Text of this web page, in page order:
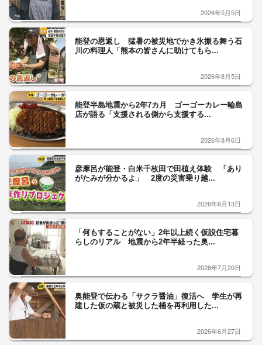
2026年5月5日
能登の恩返し 猛暑の被災地でかき氷振る舞う石
川の料理人「熊本の皆さんに助けてもら...
2026年8月5日
能登半島地震から2年7カ月 ゴーゴーカレー輪島
店が語る「支援される側から支援する...
2026年8月6日
彦摩呂が能登・白米千枚田で田植え体験 「あり
がたみが分かるよ」 2度の災害乗り越...
2026年6月13日
「何もすることがない」2年以上続く仮設住宅暮
らしのリアル 地震から2年半経った奥...
2026年7月20日
奥能登で伝わる「サクラ醤油」復活へ 学生が再
建した仮の蔵と被災した桶を再利用した...
2026年6月27日